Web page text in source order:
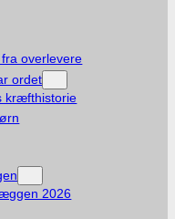
overlevere
ordet
kræfthistorie
2026